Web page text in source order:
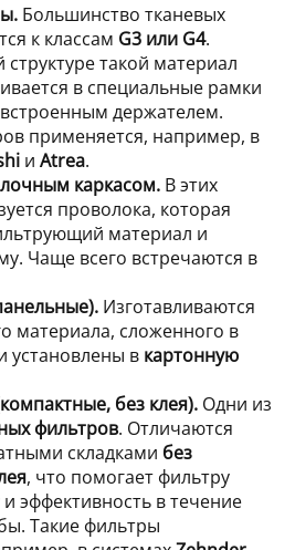
Большинство тканевых
к классам G3 или G4.
структуре такой материал
в специальные рамки
держателем.
применяется, например, в
и Atrea.
каркасом. В этих
проволока, которая
материал и
Чаще всего встречаются в
Изготавливаются
материала, сложенного в
установлены в картонную
без клея). Одни из
фильтров. Отличаются
складками без
, что помогает фильтру
эффективность в течение
Такие фильтры